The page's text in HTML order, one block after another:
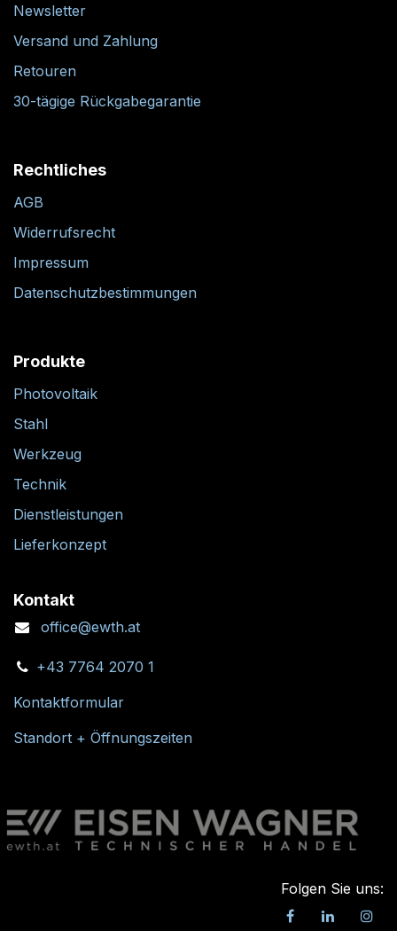
Newsletter
Versand und Zahlung
Retouren
30-tägige Rückgabegarantie
Rechtliches
AGB
Widerrufsrecht
Impressum
Datenschutzbestimmungen
Produkte
Photovoltaik
Stahl
Werkzeug
Technik
Dienstleistungen
Lieferkonzept
Kontakt
office@ewth.at
+43 7764 2070 1
Kontaktformular
Standort + Öffnungszeiten
Folgen Sie uns: